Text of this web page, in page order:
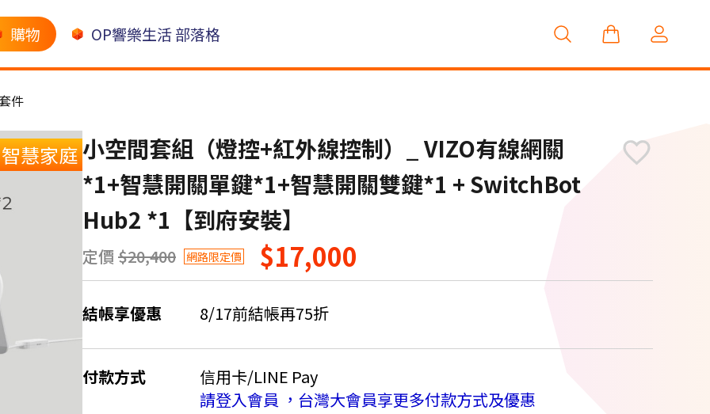
購物 OP響樂生活 部落格
件
智慧家庭 智慧家庭
小空間套組（燈控+紅外線控制）_ VIZO有線網關
*1+智慧開關單鍵*1+智慧開關雙鍵*1 + SwitchBot
Hub2 *1【到府安裝】
定價 $20,400 網路限定價 $17,000
結帳享優惠 8/17前結帳再75折
付款方式
信用卡/LINE Pay
請登入會員 ，台灣大會員享更多付款方式及優惠